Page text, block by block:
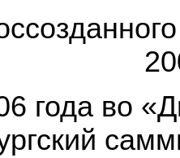
года во